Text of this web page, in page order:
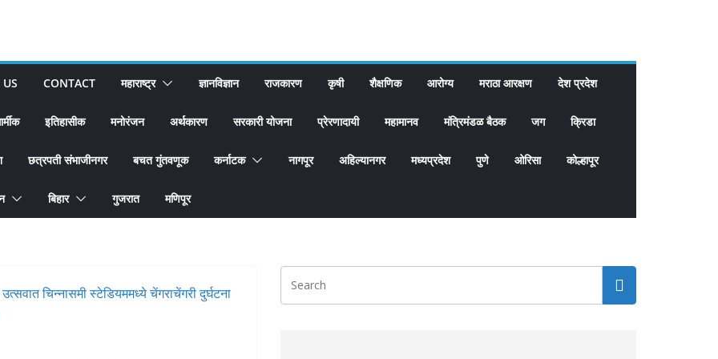
CONTACT महाराष्ट्र ज्ञानविज्ञान राजकारण कृषी शैक्षणिक आरोग्य मराठा आरक्षण देश प्रदेश
इतिहासीक मनोरंजन अर्थकारण सरकारी योजना प्रेरणादायी महामानव मंत्रिमंडळ बैठक जग क्रिडा
छत्रपती संभाजीनगर बचत गुंतवणूक कर्नाटक नागपूर अहिल्यानगर मध्यप्रदेश पुणे ओरिसा कोल्हापूर
बिहार गुजरात मणिपूर